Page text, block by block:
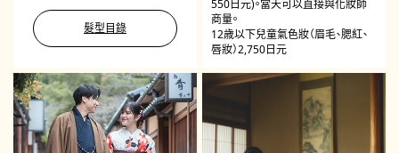
髮型目錄
550日元)。當天可以直接與化妝師
商量。
12歳以下兒童氣色妝（眉毛、腮紅、
唇妝）2,750日元